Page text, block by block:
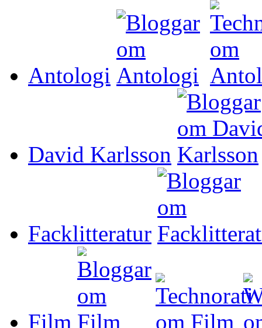
Antologi
David Karlsson
Facklitteratur
Film